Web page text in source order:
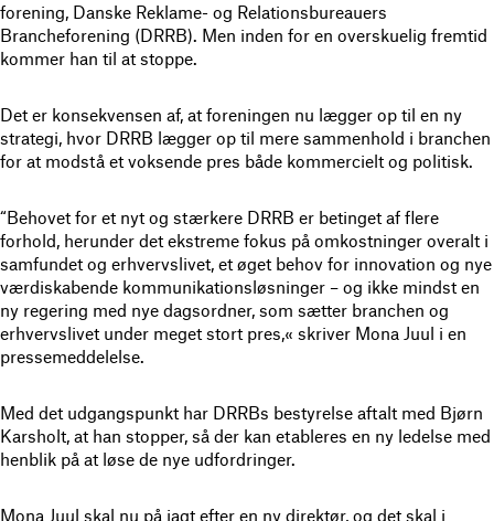
forening, Danske Reklame- og Relationsbureauers
Brancheforening (DRRB). Men inden for en overskuelig fremtid
kommer han til at stoppe.
Det er konsekvensen af, at foreningen nu lægger op til en ny
strategi, hvor DRRB lægger op til mere sammenhold i branchen
for at modstå et voksende pres både kommercielt og politisk.
“Behovet for et nyt og stærkere DRRB er betinget af flere
forhold, herunder det ekstreme fokus på omkostninger overalt i
samfundet og erhvervslivet, et øget behov for innovation og nye
værdiskabende kommunikationsløsninger – og ikke mindst en
ny regering med nye dagsordner, som sætter branchen og
erhvervslivet under meget stort pres,« skriver Mona Juul i en
pressemeddelelse.
Med det udgangspunkt har DRRBs bestyrelse aftalt med Bjørn
Karsholt, at han stopper, så der kan etableres en ny ledelse med
henblik på at løse de nye udfordringer.
Mona Juul skal nu på jagt efter en ny direktør, og det skal i